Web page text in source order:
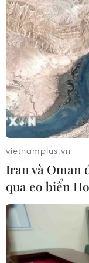
ASEAN Cup
bước vào thử
03/08/2026 13:04
Xem trực tiếp
ASEAN Cup
Đội
tiêu 3 điểm,
trước giờ G
03/08/2026 07:39
vietnamplus.vn
Iran và Oman
qua eo biển